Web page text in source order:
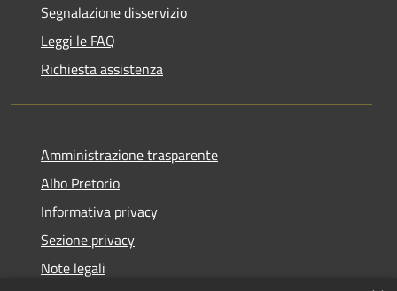
Segnalazione disservizio
Leggi le FAQ
Richiesta assistenza
Amministrazione trasparente
Albo Pretorio
Informativa privacy
Sezione privacy
Note legali